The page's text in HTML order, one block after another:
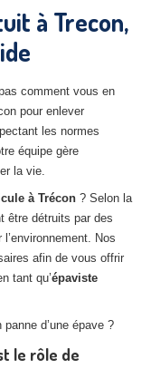
avec destruction
destruction
destruction
à Trecon,
comment vous en
pour enlever
les normes
équipe gère
la vie.
à Trécon ? Selon la
être détruits par des
Nos
afin de vous offrir
tant qu’épaviste
d’une épave ?
le rôle de